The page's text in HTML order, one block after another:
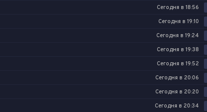
Сегодня в 18:56
Сегодня в 19:10
Сегодня в 19:24
Сегодня в 19:38
Сегодня в 19:52
Сегодня в 20:06
Сегодня в 20:20
Сегодня в 20:34